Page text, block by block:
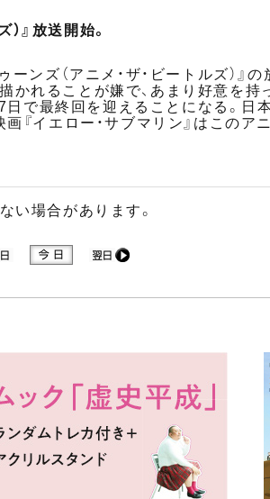
』放送開始。
ンズ（アニメ・ザ・ビートルズ）
れることが嫌で、あまり好意を持
で最終回を迎えることになる。
『イエロー・サブマリン』はこの
場合があります。